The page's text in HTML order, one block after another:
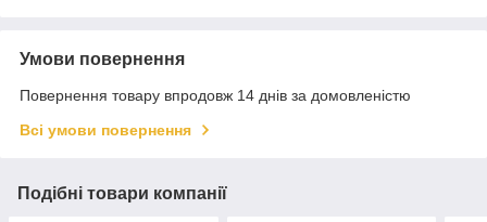
Умови повернення
Повернення товару впродовж 14 днів за домовленістю
Всі умови повернення
Подібні товари компанії